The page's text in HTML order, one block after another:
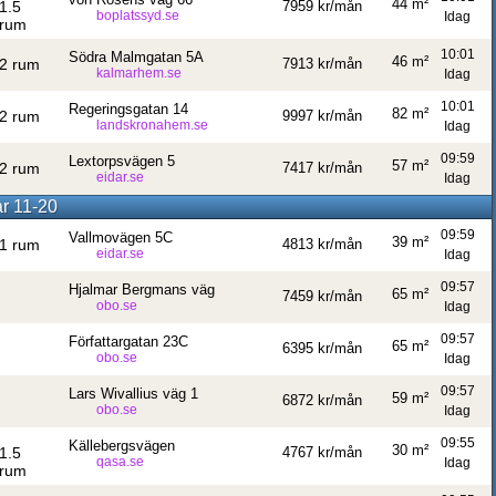
1.5
rum
boplatssyd.se
7959 kr/mån
Idag
44 m²
2 rum Södra Malmgatan 5A
kalmarhem.se
7913 kr/mån
10:01
Idag
46 m²
2 rum Regeringsgatan 14
landskronahem.se
9997 kr/mån
10:01
Idag
82 m²
2 rum Lextorpsvägen 5
eidar.se
7417 kr/mån
09:59
Idag
57 m²
11-20
1 rum Vallmovägen 5C
eidar.se
4813 kr/mån
09:59
Idag
39 m²
Hjalmar Bergmans väg
obo.se
7459 kr/mån
09:57
Idag
65 m²
Författargatan 23C
obo.se
6395 kr/mån
09:57
Idag
65 m²
Lars Wivallius väg 1
obo.se
6872 kr/mån
09:57
Idag
59 m²
1.5
rum
Källebergsvägen
qasa.se
4767 kr/mån
09:55
Idag
30 m²